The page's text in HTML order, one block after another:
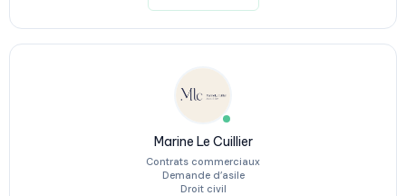
Marine Le Cuillier
Contrats commerciaux
Demande d’asile
Droit civil